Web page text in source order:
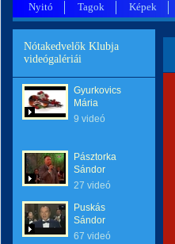
Nyitó Tagok Képek
Nótakedvelők Klubja
videógalériái
Gyurkovics
Mária
9 videó
Pásztorka
Sándor
27 videó
Puskás
Sándor
67 videó